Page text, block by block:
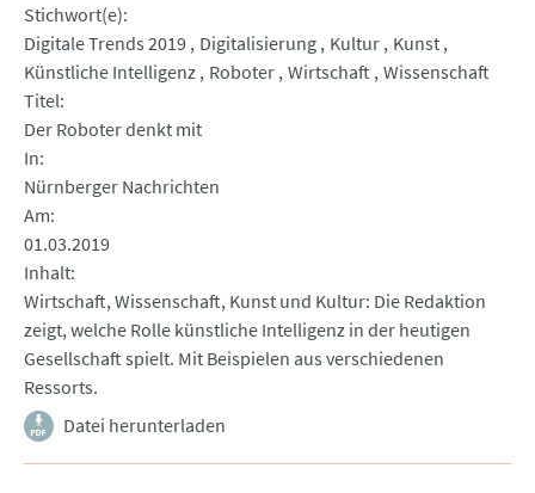
Stichwort(e)
Digitale Trends 2019 Digitalisierung Kultur Kunst
Künstliche Intelligenz Roboter Wirtschaft Wissenschaft
Titel
Der Roboter denkt mit
In
Nürnberger Nachrichten
Am
01.03.2019
Inhalt
Wirtschaft, Wissenschaft, Kunst und Kultur: Die Redaktion
zeigt, welche Rolle künstliche Intelligenz in der heutigen
Gesellschaft spielt. Mit Beispielen aus verschiedenen
Ressorts.
Datei herunterladen